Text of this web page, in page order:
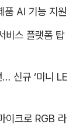
품 AI 기능 지원
비스 플랫폼 탑
신규 ‘미니 LE
이크로 RGB 라